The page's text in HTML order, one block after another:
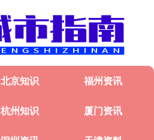
北京知识 福州资讯
杭州知识 厦门资讯